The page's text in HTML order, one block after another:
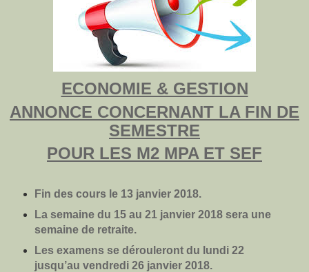
ECONOMIE & GESTION
ANNONCE CONCERNANT LA FIN DE
SEMESTRE
POUR LES M2 MPA ET SEF
Fin des cours le 13 janvier 2018.
La semaine du 15 au 21 janvier 2018 sera une
semaine de retraite.
Les examens se dérouleront du lundi 22
jusqu’au vendredi 26 janvier 2018.